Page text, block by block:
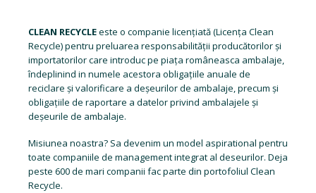
CLEAN RECYCLEeste o companie licențiată (Licența Clean
Recycle) pentru preluarea responsabilității producătorilor și
importatorilor care introduc pe piața româneasca ambalaje,
îndeplinind in numele acestora obligațiile anuale de
reciclare și valorificare a deșeurilor de ambalaje, precum și
obligațiile de raportare a datelor privind ambalajele și
deșeurile de ambalaje.
Misiunea noastra? Sa devenim un model aspirational pentru
toate companiile de management integrat al deseurilor. Deja
peste 600 de mari companii fac parte din portofoliul Clean
Recycle.